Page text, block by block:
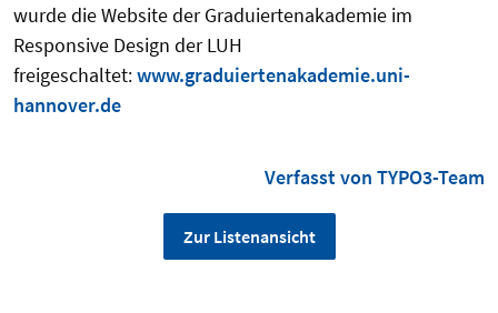
wurde die Website der Graduiertenakademie im
Responsive Design der LUH
freigeschaltet:www.graduiertenakademie.uni-
hannover.de
Verfasst von TYPO3-Team
Zur Listenansicht